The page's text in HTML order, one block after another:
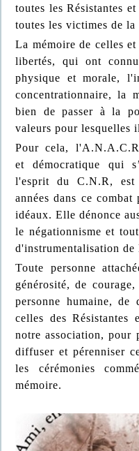
toutes les Résistantes
toutes les victimes de la
La mémoire de celles
libertés, qui ont
physique et morale,
concentrationnaire, la
bien de passer à la
valeurs pour lesquelles
Pour cela,
et démocratique qui
l'esprit du C.N.R, est
années dans ce
idéaux. Elle dénonce
le négationnisme et
d'instrumentalisation
Toute personne
générosité, de
personne humaine, de
celles des Résistantes
notre association, pour
diffuser et pérenniser
les cérémonies
mémoire.